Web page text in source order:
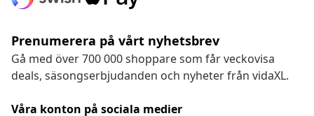
Prenumerera på vårt nyhetsbrev
Gå med över 700 000 shoppare som får veckovisa
deals, säsongserbjudanden och nyheter från vidaXL.
Våra konton på sociala medier